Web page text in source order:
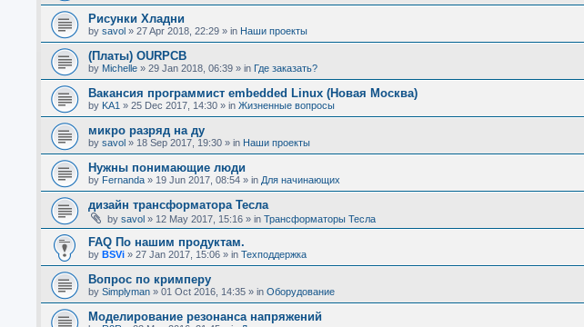
Рисунки Хладни
by savol » 27 Apr 2018, 22:29 » in Наши проекты
(Платы) OURPCB
by Michelle » 29 Jan 2018, 06:39 » in Где заказать?
Вакансия программист embedded Linux (Новая Москва)
by KA1 » 25 Dec 2017, 14:30 » in Жизненные вопросы
микро разряд на ду
by savol » 18 Sep 2017, 19:30 » in Наши проекты
Нужны понимающие люди
by Fernanda » 19 Jun 2017, 08:54 » in Для начинающих
дизайн трансформатора Тесла
by savol » 12 May 2017, 15:16 » in Трансформаторы Тесла
FAQ По нашим продуктам.
by BSVi » 27 Jan 2017, 15:06 » in Техподдержка
Вопрос по кримперу
by Simplyman » 01 Oct 2016, 14:35 » in Оборудование
Моделирование резонанса напряжений